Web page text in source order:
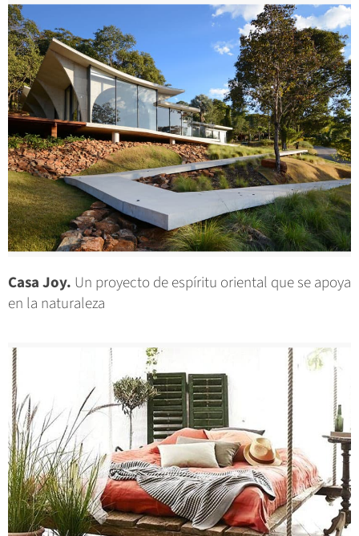
Casa Joy. Un proyecto de espíritu oriental que se apoya
en la naturaleza